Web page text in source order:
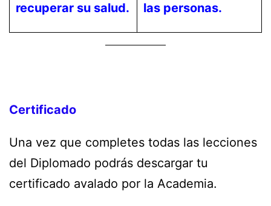
recuperar su salud.
las personas.
Certificado
Una vez que completes todas las lecciones
del Diplomado podrás descargar tu
certificado avalado por la Academia.